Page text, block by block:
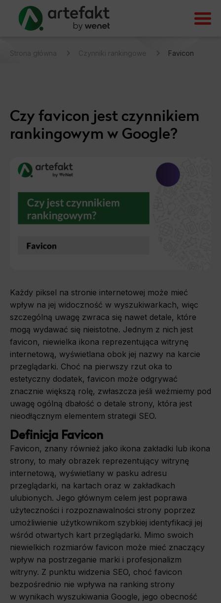
Strona główna Czynniki rankingowe Favicon
Czy favicon jest czynnikiem
rankingowym w Google?
Każdy piksel na stronie internetowej może mieć
wpływ na jej widoczność w wyszukiwarkach, więc
szczególną uwagę zwraca się nawet detale, które
mogą wydawać się nieistotne. Jednym z nich jest
favicon, niewielka ikona reprezentująca witrynę
internetową, wyświetlana obok jej nazwy na karcie
przeglądarki. Choć na pierwszy rzut oka to
estetyczny dodatek, favicon może odgrywać
znacznie większą rolę, zwłaszcza jeśli weźmiemy pod
uwagę ogólną dbałość o detale strony, która jest
nieodłącznym elementem strategii SEO.
Definicja Favicon
Favicon, znany również jako ikona zakładki lub ikona
strony, to mały obrazek reprezentujący witrynę
internetową, wyświetlany w pasku adresu
przeglądarki, na kartach oraz w zakładkach
ulubionych. Jego głównym celem jest poprawa
użyteczności i rozpoznawalności strony poprzez
umożliwienie użytkownikom szybkiej identyfikacji jej
wśród otwartych kart przeglądarki. Mimo swoich
niewielkich rozmiarów favicon może mieć znaczący
wpływ na postrzeganie marki i profesjonalizm
witryny. Z punktu widzenia SEO, choć favicon
bezpośrednio nie wpływa na ranking strony
w wynikach wyszukiwania Google, jego obecność